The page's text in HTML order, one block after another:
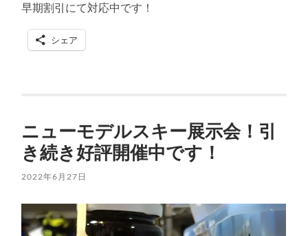
早期割引にて対応中です！
シェア
ニューモデルスキー展示会！引
き続き好評開催中です！
2022年6月27日